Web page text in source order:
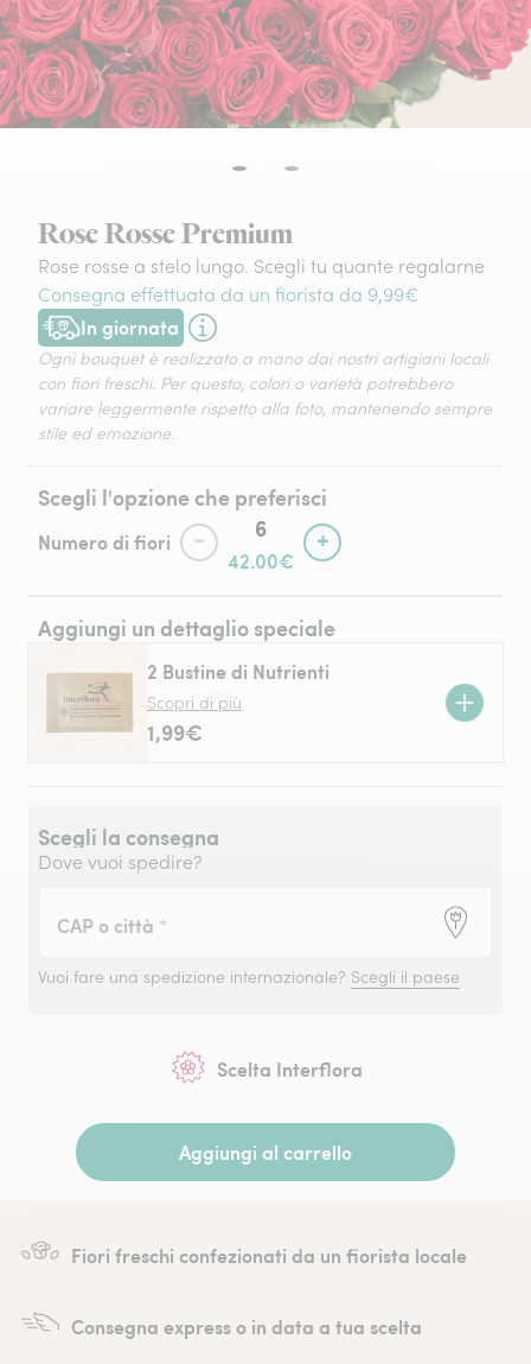
Rose Rosse Premium
Rose rosse a stelo lungo. Scegli tu quante regalarne
Consegna effettuata da un fiorista da 9,99€
In giornata
Consegna disponibile oggi o in data a tua scelta.
Ogni bouquet è realizzato a mano dai nostri artigiani locali
con fiori freschi. Per questo, colori o varietà potrebbero
variare leggermente rispetto alla foto, mantenendo sempre
stile ed emozione.
Scegli l'opzione che preferisci
Numero di fiori -
42.00€
+
Aggiungi un dettaglio speciale
2 Bustine di Nutrienti
Scopri di più
1,99€
Scegli la consegna
Dove vuoi spedire?
CAP o città *
Vuoi fare una spedizione internazionale? Scegli il paese
Scelta Interflora
Aggiungi al carrello
Fiori freschi confezionati da un fiorista locale
Consegna express o in data a tua scelta